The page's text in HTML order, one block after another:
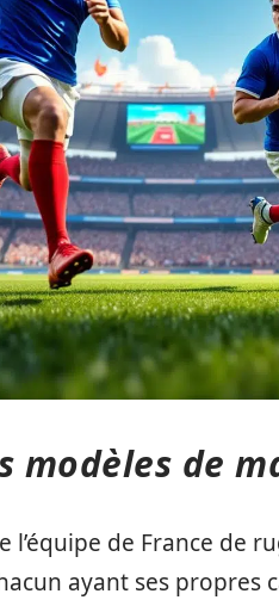
modèles de
l’équipe de France de
ayant ses propres